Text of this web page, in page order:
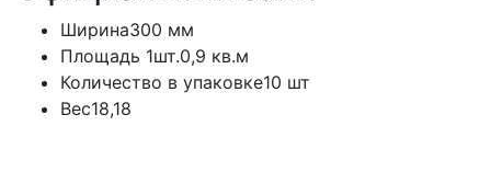
Ширина300 мм
Площадь 1шт.0,9 кв.м
Количество в упаковке10 шт
Вес18,18